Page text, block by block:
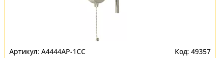
A4444AP-1CC 49357